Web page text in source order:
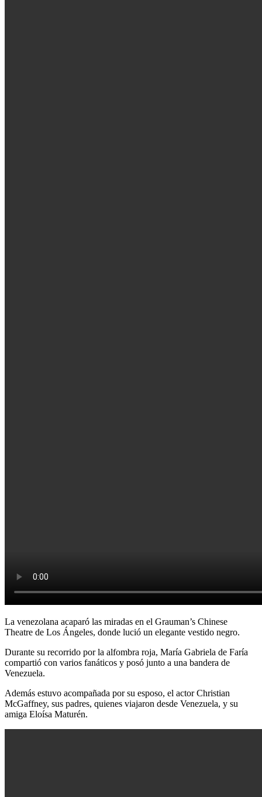
La venezolana acaparó las miradas en el Grauman’s Chinese
Theatre de Los Ángeles, donde lució un elegante vestido negro.
Durante su recorrido por la alfombra roja, María Gabriela de Faría
compartió con varios fanáticos y posó junto a una bandera de
Venezuela.
Además estuvo acompañada por su esposo, el actor Christian
McGaffney, sus padres, quienes viajaron desde Venezuela, y su
amiga Eloísa Maturén.